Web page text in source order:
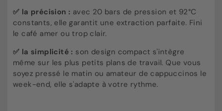
✅ la précision : avec 20 bars de pression et 92°C
constants, elle garantit une extraction parfaite. Fini
le café amer ou trop clair.
✅ la simplicité : son design compact s'intègre
même sur les plus petits plans de travail. Que vous
soyez pressé le matin ou amateur de cappuccinos le
week-end, elle s'adapte à votre rythme.